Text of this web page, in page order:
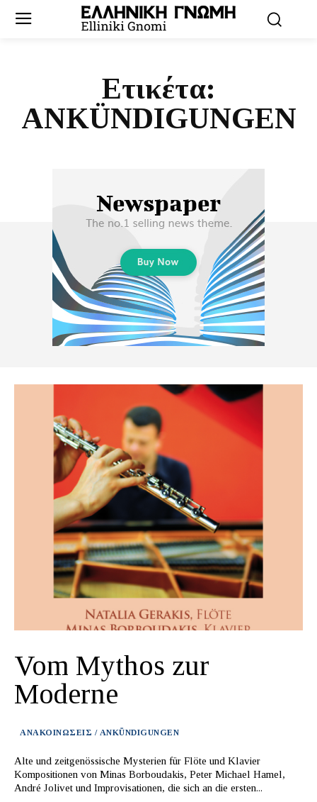
Ετικέτα:
ANKÜNDIGUNGEN
Vom Mythos zur
Moderne
ΑΝΑΚΟΙΝΩΣΕΙΣ / ANKÜNDIGUNGEN
Alte und zeitgenössische Mysterien für Flöte und Klavier
Kompositionen von Minas Borboudakis, Peter Michael Hamel,
André Jolivet und Improvisationen, die sich an die ersten...